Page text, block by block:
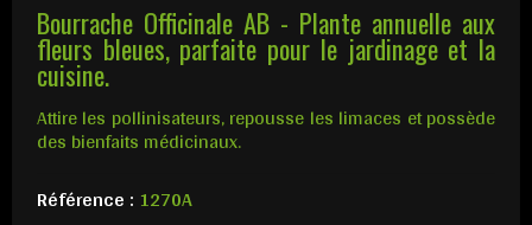
Bourrache Officinale AB - Plante annuelle aux
fleurs bleues, parfaite pour le jardinage et la
cuisine.
Attire les pollinisateurs, repousse les limaces et possède
des bienfaits médicinaux.
Référence : 1270A